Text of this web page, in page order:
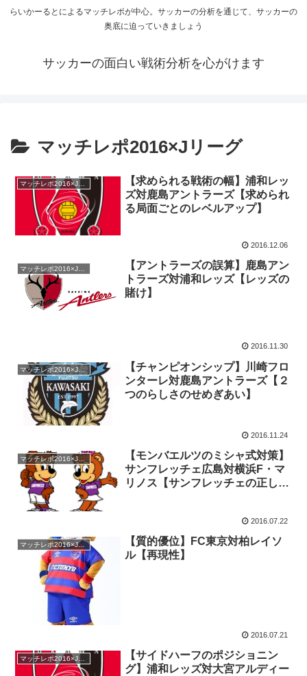
らいかーるとによるマッチレポが中心。サッカーの分析を通じて、サッカーの
奥底に迫っていきましょう
サッカーの面白い戦術分析を心がけます
マッチレポ2016×Jリーグ
マッチレポ2016×Jリーグ
【求められる戦術の幅】浦和レッ
ズ対鹿島アントラーズ【求められ
る局面ごとのレベルアップ】
2016.12.06
マッチレポ2016×Jリーグ
【アントラーズの誤算】鹿島アン
トラーズ対浦和レッズ【レッズの
賭け】
2016.11.30
マッチレポ2016×Jリーグ
【チャンピオンシップ】川崎フロ
ンターレ対鹿島アントラーズ【２
つのらしさのせめぎあい】
2016.11.24
マッチレポ2016×Jリーグ
【モンバエルツのミシャ式対策】
サンフレッチェ広島対横浜F・マ
リノス【サンフレッチェの正しす
2016.07.22
マッチレポ2016×Jリーグ
【質的優位】FC東京対柏レイソ
ル【再現性】
2016.07.21
マッチレポ2016×Jリーグ
【サイドハーフのポジショニン
グ】浦和レッズ対大宮アルディー